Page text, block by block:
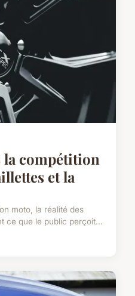
la compétition
et la
moto, la réalité des
ce que le public perçoit...